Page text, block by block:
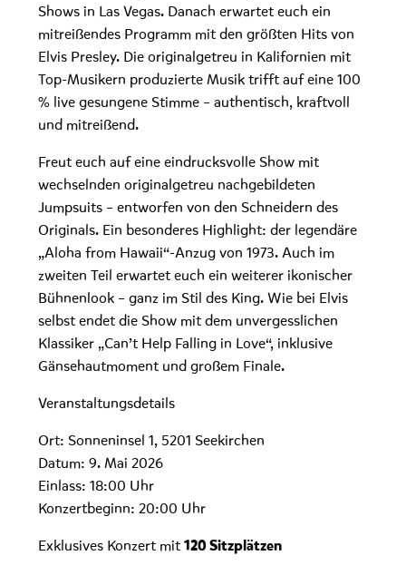
Shows in Las Vegas. Danach erwartet euch ein
mitreißendes Programm mit den größten Hits von
Elvis Presley. Die originalgetreu in Kalifornien mit
Top-Musikern produzierte Musik trifft auf eine 100
% live gesungene Stimme – authentisch, kraftvoll
und mitreißend.
Freut euch auf eine eindrucksvolle Show mit
wechselnden originalgetreu nachgebildeten
Jumpsuits – entworfen von den Schneidern des
Originals. Ein besonderes Highlight: der legendäre
„Aloha from Hawaii“-Anzug von 1973. Auch im
zweiten Teil erwartet euch ein weiterer ikonischer
Bühnenlook – ganz im Stil des King. Wie bei Elvis
selbst endet die Show mit dem unvergesslichen
Klassiker „Can’t Help Falling in Love“, inklusive
Gänsehautmoment und großem Finale.
Veranstaltungsdetails
Ort: Sonneninsel 1, 5201 Seekirchen
Datum: 9. Mai 2026
Einlass: 18:00 Uhr
Konzertbeginn: 20:00 Uhr
Exklusives Konzert mit 120 Sitzplätzen